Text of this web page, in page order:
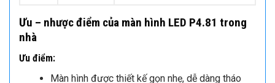
Ưu – nhược điểm của màn hình LED P4.81 trong
nhà
Ưu điểm:
Màn hình được thiết kế gọn nhẹ, dễ dàng tháo